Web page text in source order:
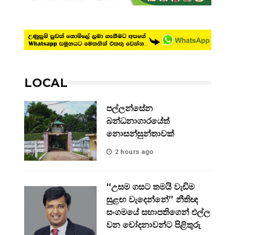
LOCAL
පල්ලන්සේන
බන්ධනාගාරයේත්
නොසන්සුන්තාවක්
2 hours ago
“උසම ගසට තමයි වැඩිම
සුළඟ වැදෙන්නේ” නීතිඥ
සංගමයේ සභාපතිගෙන් එල්ල
වන චෝදනාවන්ට පිළිතුරු